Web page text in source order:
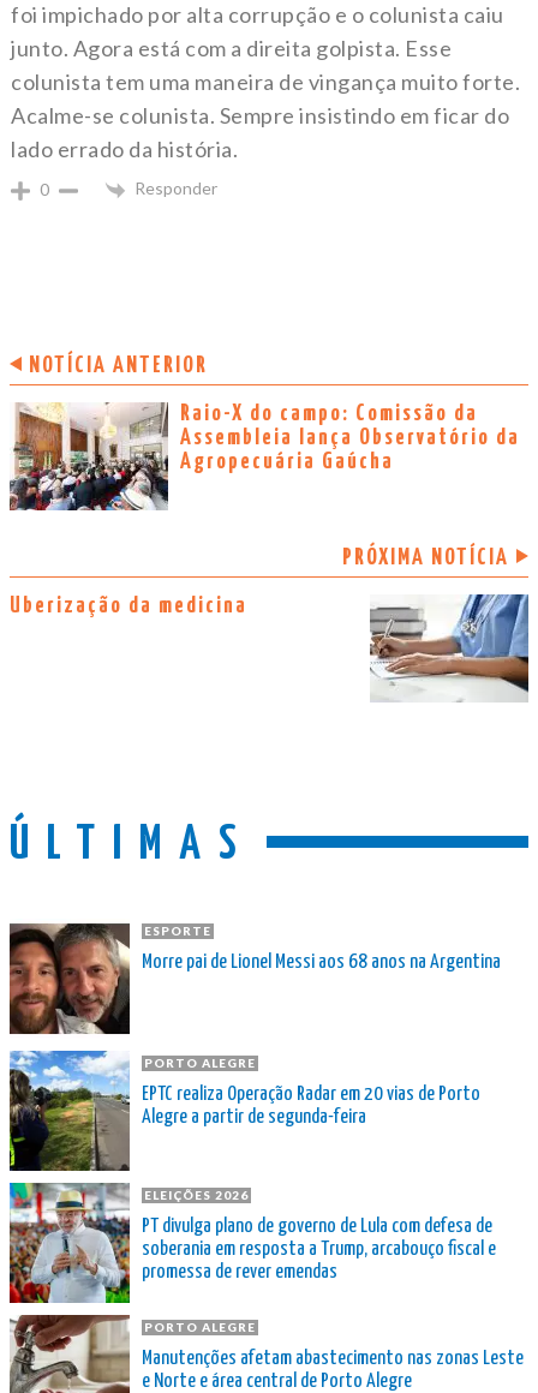
foi impichado por alta corrupção e o colunista caiu
junto. Agora está com a direita golpista. Esse
colunista tem uma maneira de vingança muito forte.
Acalme-se colunista. Sempre insistindo em ficar do
lado errado da história.
0 Responder
NOTÍCIA ANTERIOR
Raio-X do campo: Comissão da
Assembleia lança Observatório da
Agropecuária Gaúcha
PRÓXIMA NOTÍCIA
Uberização da medicina
ÚLTIMAS
ESPORTE
Morre pai de Lionel Messi aos 68 anos na Argentina
PORTO ALEGRE
EPTC realiza Operação Radar em 20 vias de Porto
Alegre a partir de segunda-feira
ELEIÇÕES 2026
PT divulga plano de governo de Lula com defesa de
soberania em resposta a Trump, arcabouço fiscal e
promessa de rever emendas
PORTO ALEGRE
Manutenções afetam abastecimento nas zonas Leste
e Norte e área central de Porto Alegre